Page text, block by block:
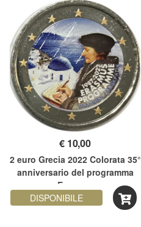
€ 10,00
2 euro Grecia 2022 Colorata 35°
anniversario del programma
Erasmus
DISPONIBILE